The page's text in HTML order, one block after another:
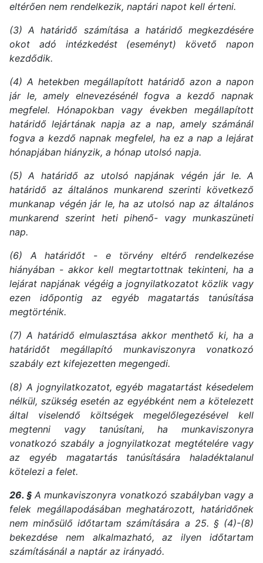
eltérően nem rendelkezik, naptári napot kell érteni.
(3) A határidő számítása a határidő megkezdésére
okot adó intézkedést (eseményt) követő napon
kezdődik.
(4) A hetekben megállapított határidő azon a napon
jár le, amely elnevezésénél fogva a kezdő napnak
megfelel. Hónapokban vagy években megállapított
határidő lejártának napja az a nap, amely számánál
fogva a kezdő napnak megfelel, ha ez a nap a lejárat
hónapjában hiányzik, a hónap utolsó napja.
(5) A határidő az utolsó napjának végén jár le. A
határidő az általános munkarend szerinti következő
munkanap végén jár le, ha az utolsó nap az általános
munkarend szerint heti pihenő- vagy munkaszüneti
nap.
(6) A határidőt - e törvény eltérő rendelkezése
hiányában - akkor kell megtartottnak tekinteni, ha a
lejárat napjának végéig a jognyilatkozatot közlik vagy
ezen időpontig az egyéb magatartás tanúsítása
megtörténik.
(7) A határidő elmulasztása akkor menthető ki, ha a
határidőt megállapító munkaviszonyra vonatkozó
szabály ezt kifejezetten megengedi.
(8) A jognyilatkozatot, egyéb magatartást késedelem
nélkül, szükség esetén az egyébként nem a kötelezett
által viselendő költségek megelőlegezésével kell
megtenni vagy tanúsítani, ha munkaviszonyra
vonatkozó szabály a jognyilatkozat megtételére vagy
az egyéb magatartás tanúsítására haladéktalanul
kötelezi a felet.
26. § A munkaviszonyra vonatkozó szabályban vagy a
felek megállapodásában meghatározott, határidőnek
nem minősülő időtartam számítására a 25. § (4)-(8)
bekezdése nem alkalmazható, az ilyen időtartam
számításánál a naptár az irányadó.